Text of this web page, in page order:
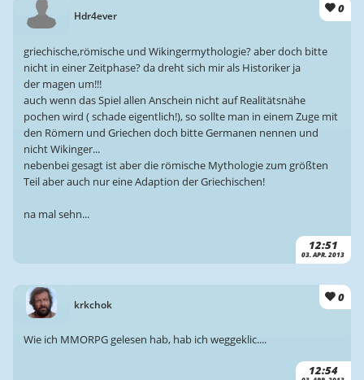
Hdr4ever 0
12:51
03. APR. 2013
griechische,römische und Wikingermythologie? aber doch bitte
nicht in einer Zeitphase? da dreht sich mir als Historiker ja
der magen um!!!
auch wenn das Spiel allen Anschein nicht auf Realitätsnähe
pochen wird ( schade eigentlich!), so sollte man in einem Zuge mit
den Römern und Griechen doch bitte Germanen nennen und
nicht Wikinger...
nebenbei gesagt ist aber die römische Mythologie zum größten
Teil aber auch nur eine Adaption der Griechischen!
na mal sehn...
krkchok
0
12:54
Wie ich MMORPG gelesen hab, hab ich weggeklic....